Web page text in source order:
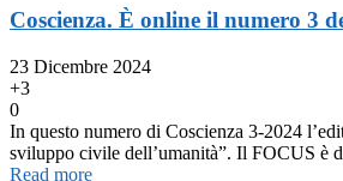
Coscienza. È online il numero 3
23 Dicembre 2024
+3
0
In questo numero di Coscienza 3-2024
sviluppo civile dell’umanità”. Il FOCUS è
Read more